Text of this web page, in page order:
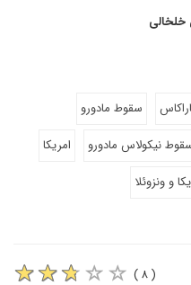
سقوط مادورو
نیکولاس مادورو
امریکا
و ونزوئلا
( ۸ )